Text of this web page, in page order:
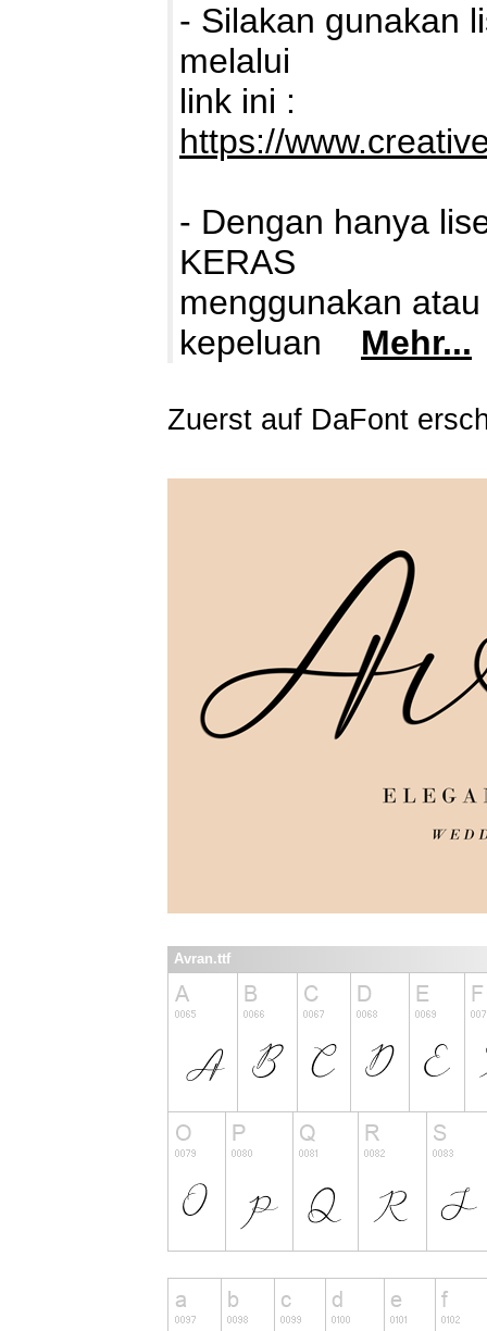
- Silakan gunakan
melalui
link ini :
https://
- Dengan hanya
KERAS
menggunakan
kepeluan Mehr...
Zuerst auf DaFont
Avran.ttf